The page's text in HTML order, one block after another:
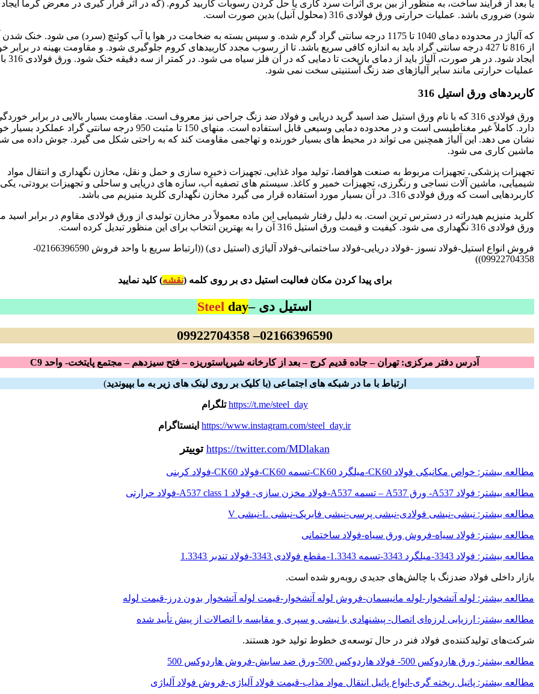
یا بعد از فرآیند ساخت، به منظور از بین بری اثرات سرد کاری یا حل کردن رسوبات کاربید کروم. (که در اثر قرار گیری در معرض گرما
شود) ضروری باشد. عملیات حرارتی ورق فولادی 316 (محلول آنیل) بدین صورت است.
که آلیاژ در محدوده دمای 1040 تا 1175 درجه سانتی گراد گرم شده. و سپس بسته به ضخامت در هوا یا آب کوئنچ (سرد) می شود. خنک شدن
از 816 تا 427 درجه سانتی گراد باید به اندازه کافی سریع باشد. تا از رسوب مجدد کاربیدهای کروم جلوگیری شود. و مقاومت بهینه در برابر
ایجاد شود. در هر صورت، آلیاژ باید از دمای بازپخت تا دمایی که در آن فلز سیاه می شود. در کمتر از سه دقیقه خنک شود. ورق فولادی 316 با
عملیات حرارتی مانند سایر آلیاژهای ضد زنگ آستنیتی سخت نمی شود.
کاربردهای ورق استیل 316
ورق فولادی 316 که با نام ورق استیل ضد اسید گرید دریایی و فولاد ضد زنگ جراحی نیز معروف است. مقاومت بسیار بالایی در برابر
دارد. کاملاً غیر مغناطیسی است و در محدوده دمایی وسیعی قابل استفاده است. منهای 150 تا مثبت 950 درجه سانتی گراد
نشان می دهد. این آلیاژ همچنین می تواند در محیط های بسیار خورنده و تهاجمی مقاومت کند که به راحتی شکل می گیرد. جوش داده می
ماشین کاری می شود.
تجهیزات پزشکی، تجهیزات مربوط به صنعت هوافضا، تولید مواد غذایی. تجهیزات ذخیره سازی و حمل و نقل، مخازن نگهداری و انتقال مواد
شیمیایی، ماشین آلات نساجی و رنگرزی، تجهیزات خمیر و کاغذ. سیستم های تصفیه آب، سازه های دریایی و ساحلی و تجهیزات برودتی، یکی
کاربردهایی است که ورق فولادی 316. در آن بسیار مورد استفاده قرار می گیرد مخازن نگهداری کلرید منیزیم می باشد.
کلرید منیزیم هیدراته در دسترس ترین است. به دلیل رفتار شیمیایی این ماده معمولاً در مخازن تولیدی از ورق فولادی مقاوم در برابر اسید
ورق فولادی 316 نگهداری می شود. کیفیت و قیمت ورق استیل 316 آن را به بهترین انتخاب برای این منظور تبدیل کرده است.
فروش انواع استیل-فولاد نسوز -فولاد دریایی-فولاد ساختمانی-فولاد آلیاژی (استیل دی) ((ارتباط سریع با واحد فروش 02166396590-
09922704358))
برای پیدا کردن مکان فعالیت استیل دی بر روی کلمه (نقشه) کلید نمایید
استیل دی – Steel day
02166396590– 09922704358
آدرس دفتر مرکزی: تهران – جاده قدیم کرج – بعد از کارخانه شیرپاستوریزه – فتح سیزدهم – مجتمع پایتخت- واحد C9
ارتباط با ما در شبکه های اجتماعی (با کلیک بر روی لینک های زیر به ما بپیوندید)
https://t.me/steel_day تلگرام
https://www.instagram.com/steel_day.irاینستاگرام
https://twitter.com/MDlakan توییتر
مطالعه بیشتر: خواص مکانیکی فولاد CK60-میلگرد CK60-تسمه CK60-فولاد CK60-فولاد کربنی
مطالعه بیشتر: فولاد A537- ورق A537 – تسمه A537-فولاد مخزن سازی- فولاد A537 class 1-فولاد حرارتی
مطالعه بیشتر: نبشی-نبشی فولادی-نبشی پرسی-نبشی فابریک-نبشی L-نبشی V
مطالعه بیشتر: فولاد سیاه-فروش ورق سیاه-فولاد ساختمانی
مطالعه بیشتر: فولاد 3343-میلگرد 3343-تسمه 1.3343-مقطع فولادی 3343-فولاد تندبر 1.3343
بازار داخلی فولاد ضدزنگ با چالش‌های جدیدی روبه‌رو شده است.
مطالعه بیشتر: لوله آتشخوار-لوله مانیسمان-فروش لوله آتشخوار-قیمت لوله آتشخوار بدون درز-قیمت لوله
مطالعه بیشتر: ارزیابی لرزه‌ای اتصال- پیشنهادی با نبشی و سپری و مقایسه با اتصالات از پیش تأیید شده
شرکت‌های تولیدکننده‌ی فولاد فنر در حال توسعه‌ی خطوط تولید خود هستند.
مطالعه بیشتر: ورق هاردوکس 500- فولاد هاردوکس 500-ورق ضد سایش-فروش هاردوکس 500
مطالعه بیشتر: پاتیل ریخته گری-انواع پاتیل انتقال مواد مذاب-قیمت فولاد آلیاژی-فروش فولاد آلیاژی